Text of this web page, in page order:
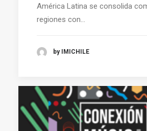
América Latina se consolida
regiones con…
by IMICHILE